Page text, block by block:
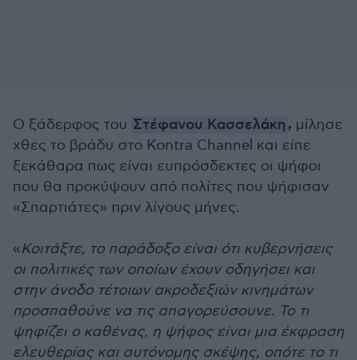
Ο ξάδερφος του Στέφανου Κασσελάκη, μίλησε
χθες το βράδυ στο Kontra Channel και είπε
ξεκάθαρα πως είναι ευπρόσδεκτες οι ψήφοι
που θα προκύψουν από πολίτες που ψήφισαν
«Σπαρτιάτες» πριν λίγους μήνες.
«Κοιτάξτε, το παράδοξο είναι ότι κυβερνήσεις
οι πολιτικές των οποίων έχουν οδηγήσει και
στην άνοδο τέτοιων ακροδεξιών κινημάτων
προσπαθούνε να τις απαγορεύσουνε. Το τι
ψηφίζει ο καθένας, η ψήφος είναι μια έκφραση
ελευθερίας και αυτόνομης σκέψης, οπότε το τι